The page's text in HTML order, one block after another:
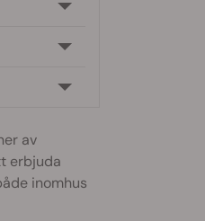
av
erbjuda
inomhus